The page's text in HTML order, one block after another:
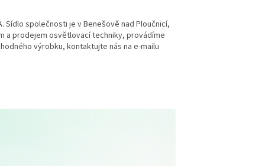
Sídlo společnosti je v Benešově nad Ploučnicí,
a prodejem osvětlovací techniky, provádíme
výrobku, kontaktujte nás na e-mailu